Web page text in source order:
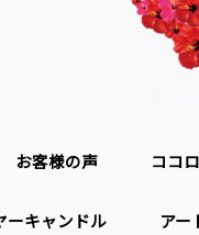
お客様の声 ココ
ーキャンドル アー